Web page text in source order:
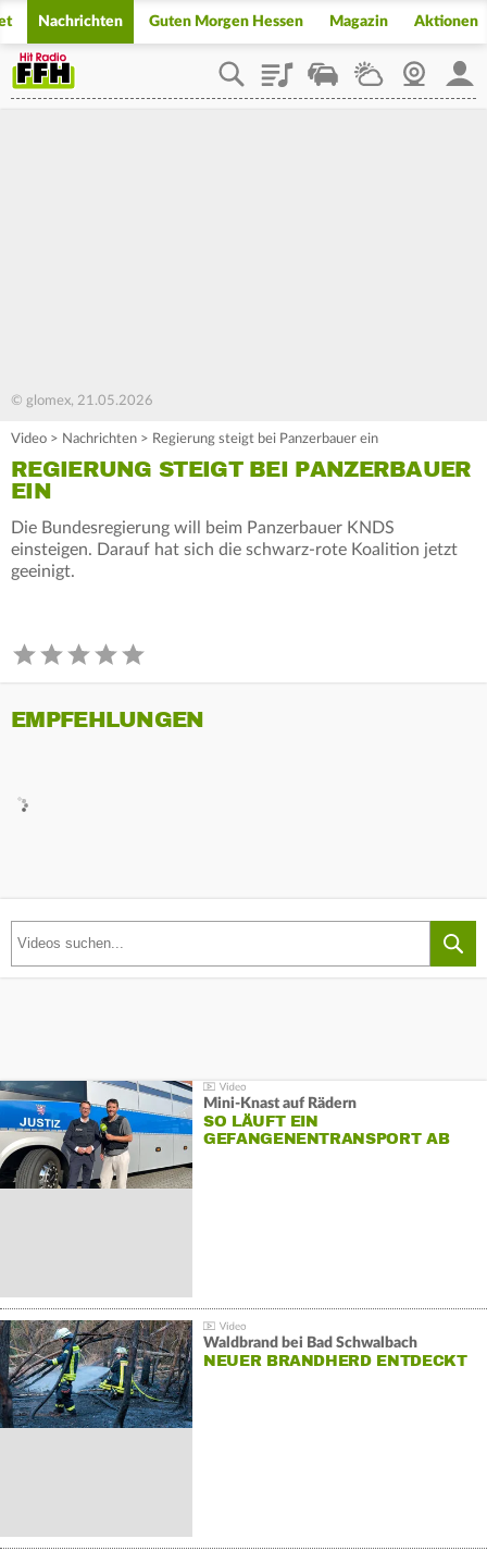
Nachrichten Guten Morgen Hessen Magazin Aktionen
PlaylistStaupilotWetterWebcam
© glomex, 21.05.2026
Video > Nachrichten > Regierung steigt bei Panzerbauer ein
REGIERUNG STEIGT BEI PANZERBAUER
EIN
Die Bundesregierung will beim Panzerbauer KNDS
einsteigen. Darauf hat sich die schwarz-rote Koalition jetzt
geeinigt.
EMPFEHLUNGEN
Mini-Knast auf Rädern
SO LÄUFT EIN
GEFANGENENTRANSPORT AB
Waldbrand bei Bad Schwalbach
NEUER BRANDHERD ENTDECKT